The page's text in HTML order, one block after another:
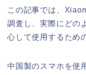
この記事では、
調査し、実際にどの
心して使用するため
中国製のスマホを使